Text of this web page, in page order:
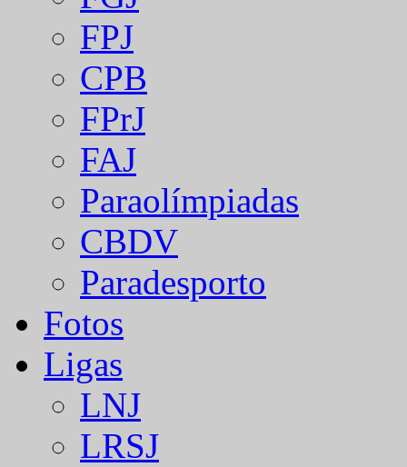
FPJ
CPB
FPrJ
FAJ
Paraolímpiadas
CBDV
Paradesporto
Fotos
Ligas
LNJ
LRSJ